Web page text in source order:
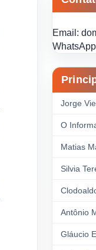
Email:
Jorge
O
Matias
Silvia
Antônio
Gláucio